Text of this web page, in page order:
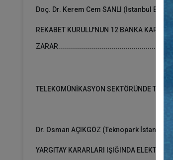
Doç. Dr. Kerem Cem SANLI (İstanbul Bilgi
REKABET KURULU'NUN 12 BANKA KARARI
TELEKOMÜNİKASYON SEKTÖRÜNDE
Dr. Osman AÇIKGÖZ (Teknopark İstanbul)
YARGITAY KARARLARI IŞIĞINDA